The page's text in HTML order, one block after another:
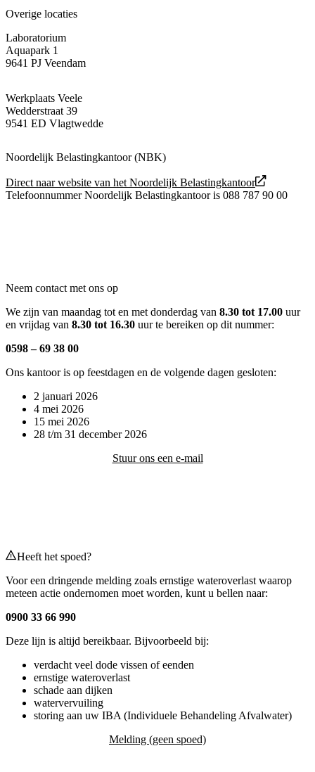
Overige locaties
Laboratorium
Aquapark 1
9641 PJ Veendam
Werkplaats Veele
Wedderstraat 39
9541 ED Vlagtwedde
Noordelijk Belastingkantoor (NBK)
Direct naar website van het Noordelijk Belastingkantoor
Telefoonnummer Noordelijk Belastingkantoor is 088 787 90 00
Neem contact met ons op
We zijn van maandag tot en met donderdag van 8.30 tot 17.00 uur
en vrijdag van 8.30 tot 16.30 uur te bereiken op dit nummer:
0598 – 69 38 00
Ons kantoor is op feestdagen en de volgende dagen gesloten:
2 januari 2026
4 mei 2026
15 mei 2026
28 t/m 31 december 2026
Stuur ons een e-mail
Heeft het spoed?
Voor een dringende melding zoals ernstige wateroverlast waarop
meteen actie ondernomen moet worden, kunt u bellen naar:
0900 33 66 990
Deze lijn is altijd bereikbaar. Bijvoorbeeld bij:
verdacht veel dode vissen of eenden
ernstige wateroverlast
schade aan dijken
watervervuiling
storing aan uw IBA (Individuele Behandeling Afvalwater)
Melding (geen spoed)